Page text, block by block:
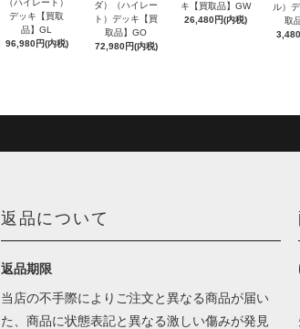
（ハイレート）
デッキ【買取
品】GL
96,980円(内税)
ダ）（ハイレー
ト）デッキ【買
取品】GO
72,980円(内税)
キ【買取品】GW
26,480円(内税)
ル）
取
返品について
返品期限
当店の不手際によりご注文と異なる商品が届い
た、商品に状態表記と異なる激しい傷みが発見